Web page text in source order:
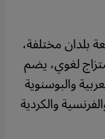
بلدان مختلفة،
لغوي، يضم
والبوسنوية
والكردية